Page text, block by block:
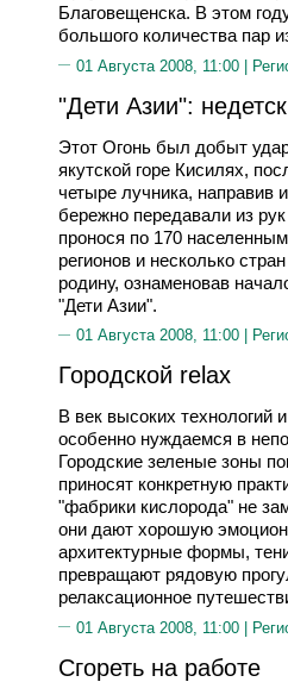
Благовещенска. В этом
большого количества пар
01 Августа 2008, 11:00 |
"Дети Азии":
Этот Огонь был добыт
якутской горе Кисилях,
четыре лучника, направив
бережно передавали из
пронося по 170
регионов и несколько
родину, ознаменовав
"Дети Азии".
01 Августа 2008, 11:00 |
Городской relax
В век высоких технологий
особенно нуждаемся в
Городские зеленые зоны
приносят конкретную
"фабрики кислорода" не
они дают хорошую
архитектурные формы,
превращают рядовую
релаксационное
01 Августа 2008, 11:00 |
Сгореть на работе